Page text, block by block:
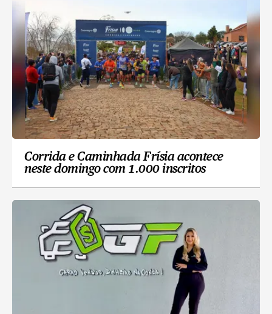
Corrida e Caminhada Frísia acontece
neste domingo com 1.000 inscritos